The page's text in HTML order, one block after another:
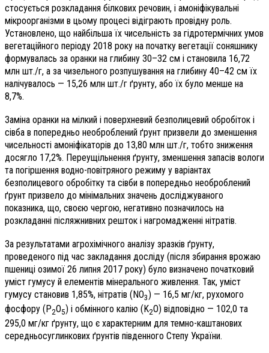
стосується розкладання білкових речовин, і амоніфікувальні
мікроорганізми в цьому процесі відіграють провідну роль.
Установлено, що найбільша їх чисельність за гідротермічних умов
вегетаційного періоду 2018 року на початку вегетації соняшнику
формувалась за оранки на глибину 30–32 см і становила 16,72
млн шт./г, а за чизельного розпушування на глибину 40–42 см їх
налічувалось — 15,26 млн шт./г ґрунту, або їх було менше на
8,7%.
Заміна оранки на мілкий і поверхневий безполицевий обробіток і
сівба в попередньо необроблений ґрунт призвели до зменшення
чисельності амоніфікаторів до 13,80 млн шт./г, тобто зниження
досягло 17,2%. Переущільнення ґрунту, зменшення запасів вологи
та погіршення водно-повітряного режиму у варіантах
безполицевого обробітку та сівби в попередньо необроблений
ґрунт призвело до мінімальних значень досліджуваного
показника, що, своєю чергою, негативно позначилось на
розкладанні післяжнивних решток і нагромадженні нітратів.
За результатами агрохімічного аналізу зразків ґрунту,
проведеного під час закладання досліду (після збирання врожаю
пшениці озимої 26 липня 2017 року) було визначено початковий
уміст гумусу й елементів мінерального живлення. Так, уміст
гумусу становив 1,85%, нітратів (NO3) — 16,5 мг/кг, рухомого
фосфору (P2O5) і обмінного калію (K2O) відповідно — 102,0 та
295,0 мг/кг ґрунту, що є характерним для темно-каштанових
середньосуглинкових ґрунтів південного Степу України.